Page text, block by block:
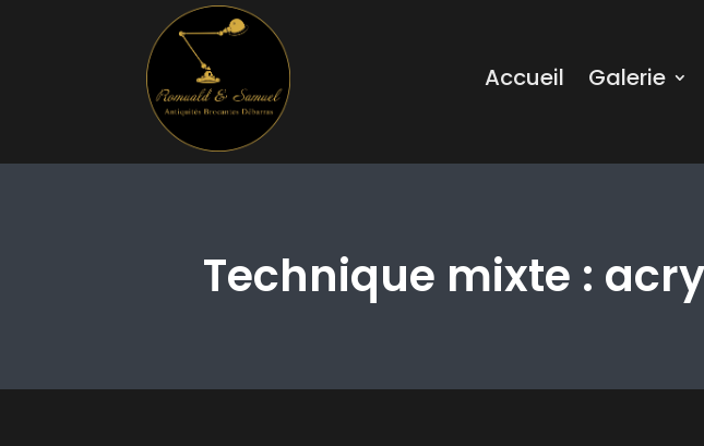
Accueil Galerie
Technique mixte :